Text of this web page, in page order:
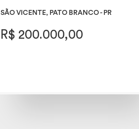
SÃO VICENTE, PATO BRANCO - PR
R$ 200.000,00